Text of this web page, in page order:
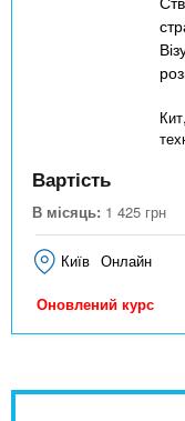
Вартість
В місяць: 1 425 грн
Київ Онлайн
Оновлений курс